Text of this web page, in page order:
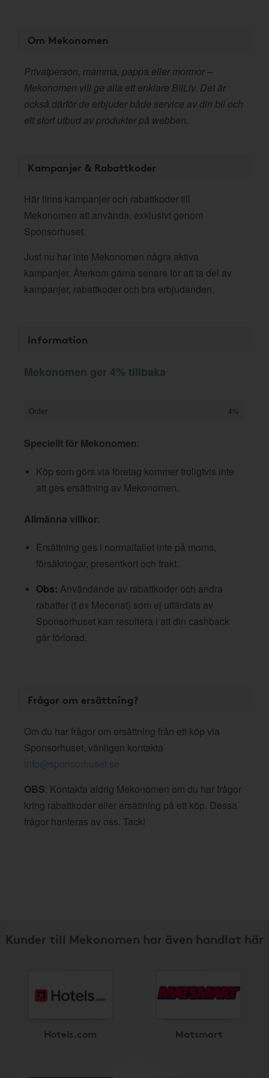
Om Mekonomen
Privatperson, mamma, pappa eller mormor –
Mekonomen vill ge alla ett enklare BilLiv. Det är
också därför de erbjuder både service av din bil och
ett stort utbud av produkter på webben.
Kampanjer & Rabattkoder
Här finns kampanjer och rabattkoder till
Mekonomen att använda, exklusivt genom
Sponsorhuset.
Just nu har inte Mekonomen några aktiva
kampanjer. Återkom gärna senare för att ta del av
kampanjer, rabattkoder och bra erbjudanden.
Information
Mekonomen ger 4% tillbaka
Order 4%
Speciellt för Mekonomen:
Köp som görs via företag kommer troligtvis inte
att ges ersättning av Mekonomen.
Allmänna villkor:
Ersättning ges i normalfallet inte på moms,
försäkringar, presentkort och frakt.
Obs: Användande av rabattkoder och andra
rabatter (t ex Mecenat) som ej utfärdats av
Sponsorhuset kan resultera i att din cashback
går förlorad.
Frågor om ersättning?
Om du har frågor om ersättning från ett köp via
Sponsorhuset, vänligen kontakta
info@sponsorhuset.se
OBS: Kontakta aldrig Mekonomen om du har frågor
kring rabattkoder eller ersättning på ett köp. Dessa
frågor hanteras av oss. Tack!
Kunder till Mekonomen har även handlat här
Hotels.com Matsmart